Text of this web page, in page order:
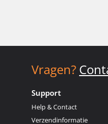
Vragen?
Support
Help & Contact
Verzendinformatie